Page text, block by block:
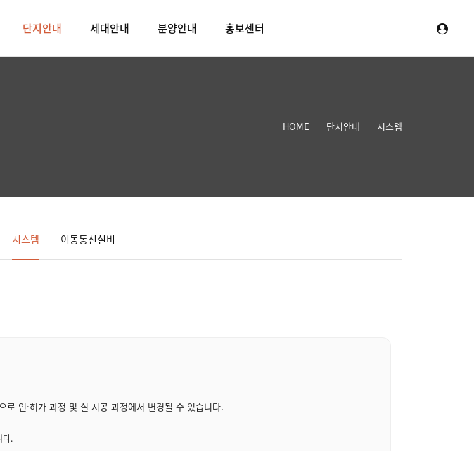
단지안내 세대안내 분양안내 홍보센터
HOME 단지안내 시스템
시스템 이동통신설비
인·허가 과정 및 실 시공 과정에서 변경될 수 있습니다.
다.